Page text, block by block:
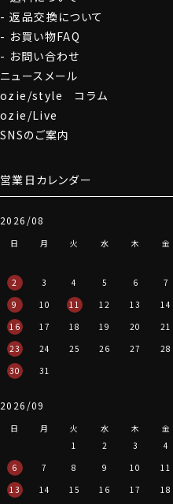
返品交換について
お買い物FAQ
お問い合わせ
ニュースメール
ozie/style コラム
ozie/Live
SNSのご案内
営業日カレンダー
2026/08
日 月 火 水 木 金
2
3 4 5 6 7
9
10 11 12 13 14
16
17 18 19 20 21
23
24 25 26 27 28
30
31
2026/09
日 月 火 水 木 金
1
2 3 4
6
7 8 9 10 11
13
14 15 16 17 18